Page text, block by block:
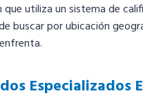
utiliza un sistema de
buscar por ubicación
Especializados